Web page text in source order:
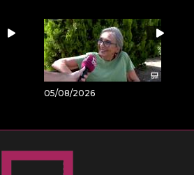
05/08/2026